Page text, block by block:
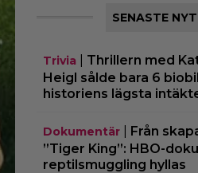
SENASTE
Trivia
Thrillern med
Heigl sålde bara 6
historiens lägsta
Dokumentär| Från
”Tiger King”: HBO-
reptilsmuggling hyllas